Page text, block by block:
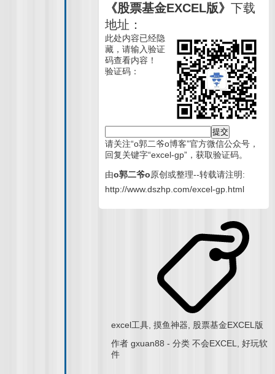
《股票基金EXCEL版》下载
地址：
此处内容已经隐
藏，请输入验证
码查看内容！
验证码：
请关注“o郭二爷o博客”官方微信公众号，
回复关键字“excel-gp”，获取验证码。
由o郭二爷o原创或整理--转载请注明:
http://www.dszhp.com/excel-gp.html
excel工具,摸鱼神器, 股票基金EXCEL版
作者gxuan88 -分类不会EXCEL,好玩软
件